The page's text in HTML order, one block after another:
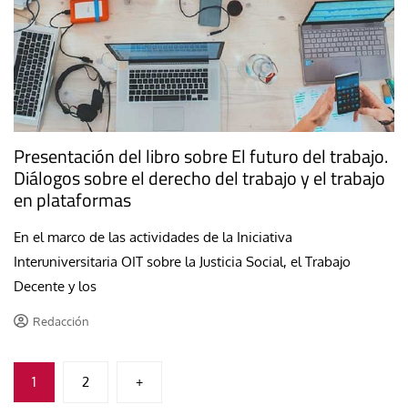
Presentación del libro sobre El futuro del trabajo.
Diálogos sobre el derecho del trabajo y el trabajo
en plataformas
En el marco de las actividades de la Iniciativa
Interuniversitaria OIT sobre la Justicia Social, el Trabajo
Decente y los
Redacción
Paginación
1 2 +